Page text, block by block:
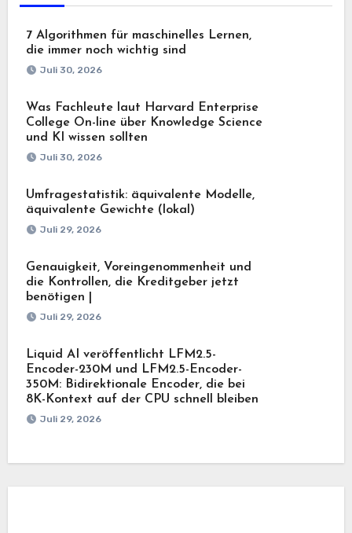
7 Algorithmen für maschinelles Lernen,
die immer noch wichtig sind
Juli 30, 2026
Was Fachleute laut Harvard Enterprise
College On-line über Knowledge Science
und KI wissen sollten
Juli 30, 2026
Umfragestatistik: äquivalente Modelle,
äquivalente Gewichte (lokal)
Juli 29, 2026
Genauigkeit, Voreingenommenheit und
die Kontrollen, die Kreditgeber jetzt
benötigen |
Juli 29, 2026
Liquid AI veröffentlicht LFM2.5-
Encoder-230M und LFM2.5-Encoder-
350M: Bidirektionale Encoder, die bei
8K-Kontext auf der CPU schnell bleiben
Juli 29, 2026